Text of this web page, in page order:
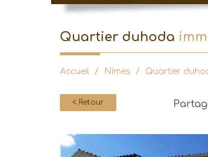
quartier duhoda
Accueil Nîmes Quartier
< Retour